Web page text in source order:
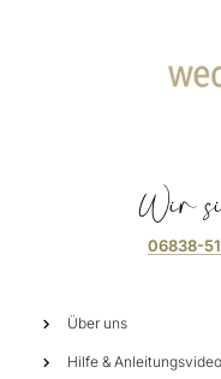
Wir
06838-
Über uns
Hilfe &